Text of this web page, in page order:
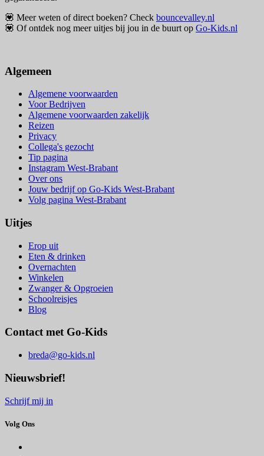
💟 Meer weten of direct boeken? Check bouncevalley.nl
💟 Of ontdek nog meer uitjes bij jou in de buurt op Go-Kids.nl
Algemeen
Algemene voorwaarden
Voor Bedrijven
Algemene voorwaarden zakelijk
Reizen
Privacy
Collega's gezocht
Tip pagina
Instagram West-Brabant
Over ons
Jouw bedrijf op Go-Kids West-Brabant
Volg pagina West-Brabant
Uitjes
Erop uit
Eten & drinken
Overnachten
Winkelen
Zwanger & Opgroeien
Schoolreisjes
Blog
Contact met Go-Kids
breda@go-kids.nl
Nieuwsbrief!
Schrijf mij in
Volg Ons